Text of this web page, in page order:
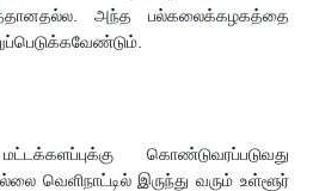
அந்த பல்கலைக்கழகத்தை
கொண்டுவரப்படுவது
வெளிநாட்டில் இருந்து வரும் உள்ளூர்